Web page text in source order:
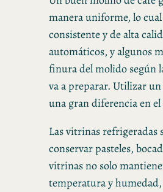
manera uniforme, lo
consistente y de alta
automáticos, y algunos
finura del molido según
va a preparar. Utilizar
una gran diferencia en
Las vitrinas refrigeradas
conservar pasteles,
vitrinas no solo
temperatura y